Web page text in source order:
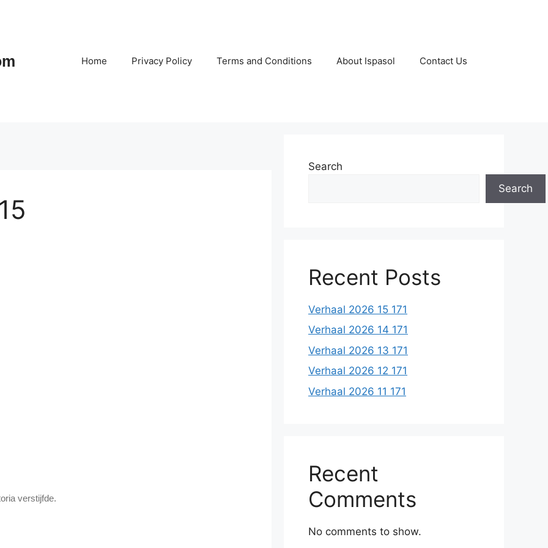
Home Privacy Policy Terms and Conditions About Ispasol Contact Us
verstijfde.
Search
Search
Recent Posts
Verhaal 2026 15 171
Verhaal 2026 14 171
Verhaal 2026 13 171
Verhaal 2026 12 171
Verhaal 2026 11 171
Recent
Comments
No comments to show.